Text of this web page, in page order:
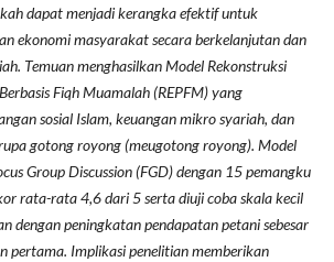
dapat menjadi kerangka efektif untuk
ekonomi masyarakat secara berkelanjutan dan
Temuan menghasilkan Model Rekonstruksi
Fiqh Muamalah (REPFM) yang
sosial Islam, keuangan mikro syariah, dan
gotong royong (meugotong royong). Model
Group Discussion (FGD) dengan 15 pemangku
rata-rata 4,6 dari 5 serta diuji coba skala kecil
dengan peningkatan pendapatan petani sebesar
pertama. Implikasi penelitian memberikan